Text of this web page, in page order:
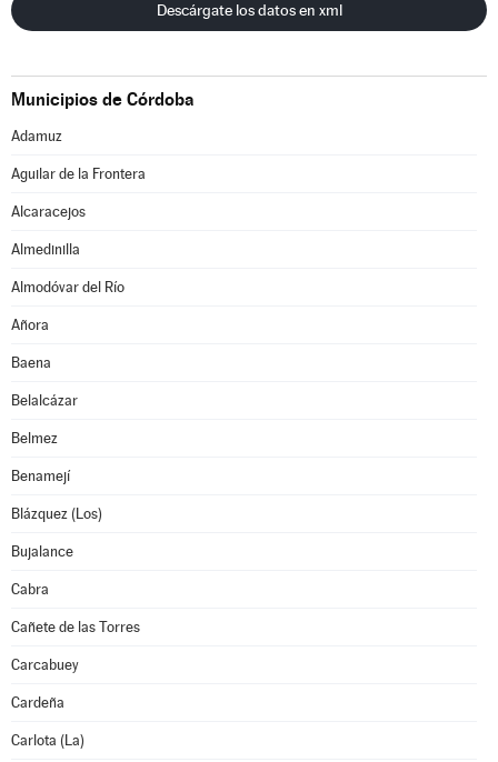
Descárgate los datos en xml
Municipios de Córdoba
Adamuz
Aguilar de la Frontera
Alcaracejos
Almedinilla
Almodóvar del Río
Añora
Baena
Belalcázar
Belmez
Benamejí
Blázquez (Los)
Bujalance
Cabra
Cañete de las Torres
Carcabuey
Cardeña
Carlota (La)